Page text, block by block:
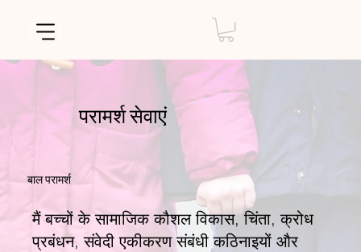
परामर्श सेवाएं
बाल परामर्श
मैं बच्चों के सामाजिक कौशल विकास, चिंता, क्रोध
प्रबंधन, संवेदी एकीकरण संबंधी कठिनाइयों और